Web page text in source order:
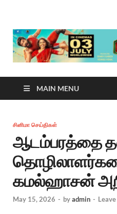
MAIN MENU
சினிமா செய்திகள்
ஆடம்பரத்தை
கமல்ஹாசன்
May 15, 2026 - byadmin -